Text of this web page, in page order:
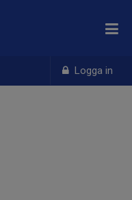
Logga in